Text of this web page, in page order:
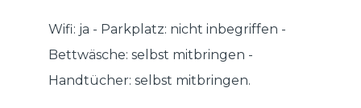
Wifi: ja - Parkplatz: nicht inbegriffen -
Bettwäsche: selbst mitbringen -
Handtücher: selbst mitbringen.